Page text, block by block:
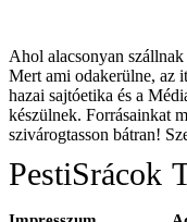
Ahol alacsonyan
Mert ami odakerülne, az
hazai sajtóetika és a
készülnek. Forrásainkat
szivárogtasson bátran!
PestiSrácok